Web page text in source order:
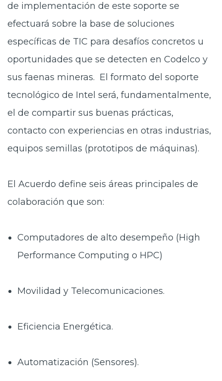
de implementación de este soporte se
efectuará sobre la base de soluciones
específicas de TIC para desafíos concretos u
oportunidades que se detecten en Codelco y
sus faenas mineras. El formato del soporte
tecnológico de Intel será, fundamentalmente,
el de compartir sus buenas prácticas,
contacto con experiencias en otras industrias,
equipos semillas (prototipos de máquinas).
El Acuerdo define seis áreas principales de
colaboración que son:
Computadores de alto desempeño (High
Performance Computing o HPC)
Movilidad y Telecomunicaciones.
Eficiencia Energética.
Automatización (Sensores).